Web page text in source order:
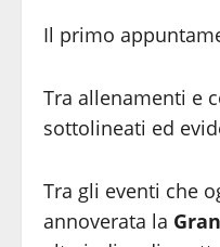
Il primo
Tra allenamenti e
sottolineati ed
Tra gli eventi che
annoverata la